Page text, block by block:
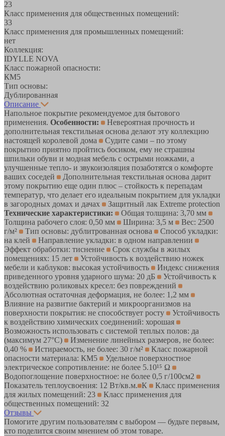
23
Класс применения для общественных помещений:
33
Класс применения для промышленных помещений:
нет
Коллекция:
IDYLLE NOVA
Класс пожарной опасности:
КМ5
Тип основы:
Дублированная
Описание
Напольное покрытие рекомендуемое для бытового
применения. Особенности:
Невероятная прочность и
дополнительная текстильная основа делают эту коллекцию
настоящей королевой дома
Судите сами – по этому
покрытию приятно пройтись босиком, ему не страшны
шпильки обуви и модная мебель с острыми ножками, а
улучшенные тепло- и звукоизоляция позаботятся о комфорте
ваших соседей
Дополнительная текстильная основа дарит
этому покрытию еще один плюс – стойкость к перепадам
температур, что делает его идеальным покрытием для укладки
в загородных домах и дачах
Защитный лак Extreme protection
Технические характеристики:
Общая толщина: 3,70 мм
Толщина рабочего слоя: 0,50 мм
Ширина: 3,5 м
Вес: 2500
г/м²
Тип основы: дублитрованная основа
Способ укладки:
на клей
Направление укладки: в одном направлении
Эффект обработки: тиснение
Срок службы в жилых
помещениях: 15 лет
Устойчивость к воздействию ножек
мебели и каблуков: высокая устойчивость
Индекс снижения
приведенного уровня ударного шума: 20 дБ
Устойчивость к
воздействию роликовых кресел: без повреждений
Абсолютная остаточная деформация, не более: 1,2 мм
Влияние на развитие бактерий и микроорганизмов на
поверхности покрытия: не способствует росту
Устойчивость
к воздействию химических соединений: хорошая
Возможность использовать с системой теплых полов: да
(максимум 27°C)
Изменение линейных размеров, не более:
0,40 %
Истираемость, не более: 30 г/м²
Класс пожарной
опасности материала: КМ5
Удельное поверхностное
электрическое cопротивление: не более 5.10¹⁵ Ω
Водопоглощение поверхностное: не более 0,5 г/100см2
Показатель теплоусвоения: 12 Вт/кв.м. К
Класс применения
для жилых помещений: 23
Класс применения для
общественных помещений: 32
Отзывы
Помогите другим пользователям с выбором — будьте первым,
кто поделится своим мнением об этом товаре.